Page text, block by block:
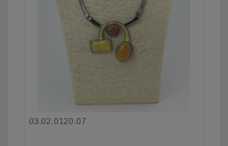
03.02.0120.07